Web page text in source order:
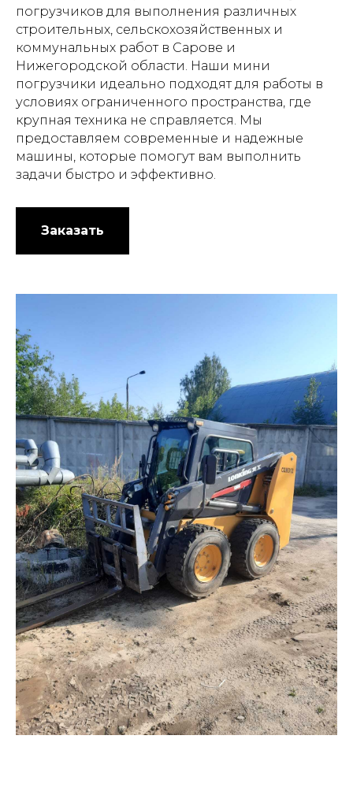
погрузчиков для выполнения различных
строительных, сельскохозяйственных и
коммунальных работ в Сарове и
Нижегородской области. Наши мини
погрузчики идеально подходят для работы в
условиях ограниченного пространства, где
крупная техника не справляется. Мы
предоставляем современные и надежные
машины, которые помогут вам выполнить
задачи быстро и эффективно.
Заказать